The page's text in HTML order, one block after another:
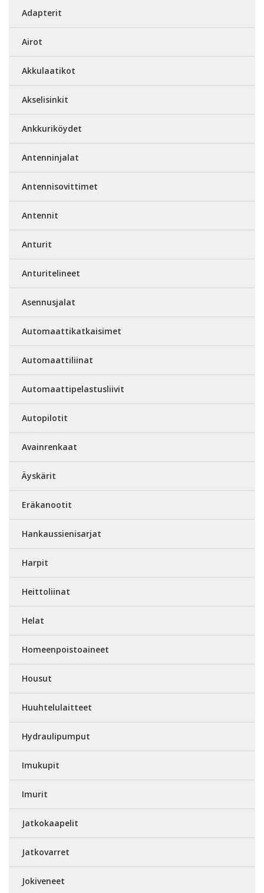
Adapterit
Airot
Akkulaatikot
Akselisinkit
Ankkuriköydet
Antenninjalat
Antennisovittimet
Antennit
Anturit
Anturitelineet
Asennusjalat
Automaattikatkaisimet
Automaattiliinat
Automaattipelastusliivit
Autopilotit
Avainrenkaat
Äyskärit
Eräkanootit
Hankaussienisarjat
Harpit
Heittoliinat
Helat
Homeenpoistoaineet
Housut
Huuhtelulaitteet
Hydraulipumput
Imukupit
Imurit
Jatkokaapelit
Jatkovarret
Jokiveneet